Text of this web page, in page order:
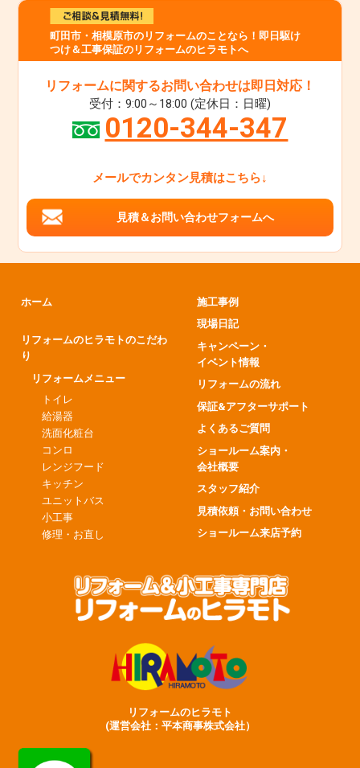
町田市・相模原市のリフォームのことなら！即日駆け
つけ＆工事保証のリフォームのヒラモトへ
リフォームに関するお問い合わせは即日対応！
受付：9:00～18:00 (定休日：日曜)
0120-344-347
メールでカンタン見積はこちら↓
見積＆お問い合わせフォームへ
ホーム
リフォームのヒラモトのこだわ
り
リフォームメニュー
トイレ
給湯器
洗面化粧台
コンロ
レンジフード
キッチン
ユニットバス
小工事
修理・お直し
施工事例
現場日記
キャンペーン・
イベント情報
リフォームの流れ
保証&アフターサポート
よくあるご質問
ショールーム案内・
会社概要
スタッフ紹介
見積依頼・お問い合わせ
ショールーム来店予約
リフォームのヒラモト
(運営会社：平本商事株式会社）